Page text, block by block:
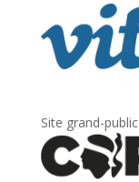
Site grand-public